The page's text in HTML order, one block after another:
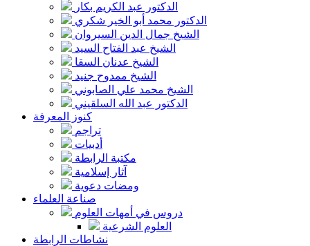
الدكتور عبد الكريم بكار
الدكتور محمد أبو الخير شكري
الشيخ جمال الدين السيروان
الشيخ عبد الفتاح السيد
الشيخ عدنان السقا
الشيخ ممدوح جنيد
الشيخ محمد علي الصابوني
الدكتور عبد الله السلقيني
كنوز المعرفة
تراجم
أدبيات
مكتبة الرابطة
آثار إسلامية
ومضات دعوية
صناعة العلماء
دروس في أمهات العلوم
العلوم الشرعية
نشاطات الرابطة